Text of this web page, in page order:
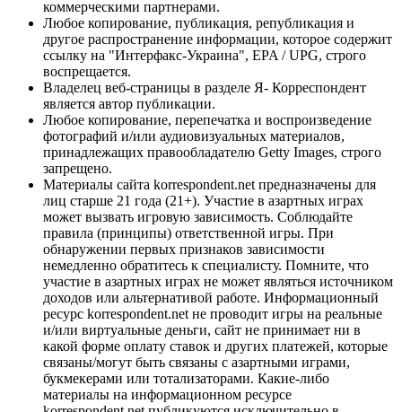
коммерческими партнерами.
Любое копирование, публикация, републикация и
другое распространение информации, которое содержит
ссылку на "Интерфакс-Украина", EPA / UPG, строго
воспрещается.
Владелец веб-страницы в разделе Я- Корреспондент
является автор публикации.
Любое копирование, перепечатка и воспроизведение
фотографий и/или аудиовизуальных материалов,
принадлежащих правообладателю Getty Images, строго
запрещено.
Материалы сайта korrespondent.net предназначены для
лиц старше 21 года (21+). Участие в азартных играх
может вызвать игровую зависимость. Соблюдайте
правила (принципы) ответственной игры. При
обнаружении первых признаков зависимости
немедленно обратитесь к специалисту. Помните, что
участие в азартных играх не может являться источником
доходов или альтернативой работе. Информационный
ресурс korrespondent.net не проводит игры на реальные
и/или виртуальные деньги, сайт не принимает ни в
какой форме оплату ставок и других платежей, которые
связаны/могут быть связаны с азартными играми,
букмекерами или тотализаторами. Какие-либо
материалы на информационном ресурсе